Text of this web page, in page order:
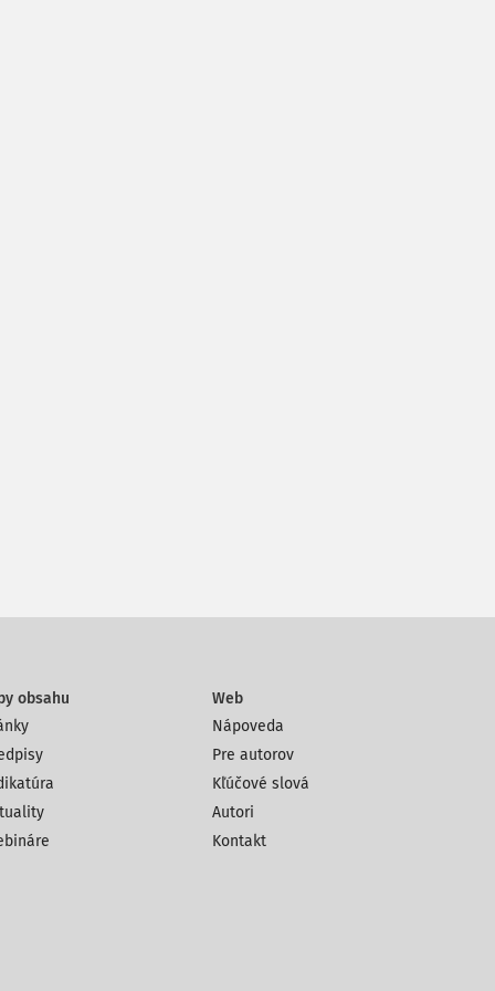
obsahu
Web
Nápoveda
Pre autorov
Kľúčové slová
Autori
Kontakt